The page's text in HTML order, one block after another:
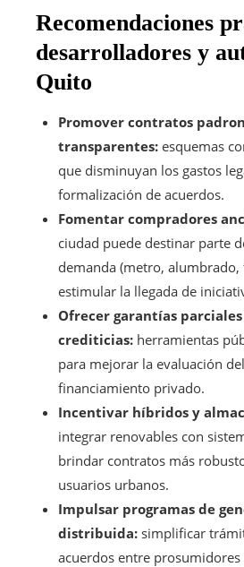
Recomendaciones
desarrolladores y
Quito
Promover contratos
transparentes: esquemas
que disminuyan los gastos
formalización de acuerdos.
Fomentar compradores
ciudad puede destinar parte
demanda (metro, alumbrado,
estimular la llegada de
Ofrecer garantías
crediticias: herramientas
para mejorar la evaluación
financiamiento privado.
Incentivar híbridos y
integrar renovables con
brindar contratos más
usuarios urbanos.
Impulsar programas de
distribuida: simplificar
acuerdos entre prosumidores